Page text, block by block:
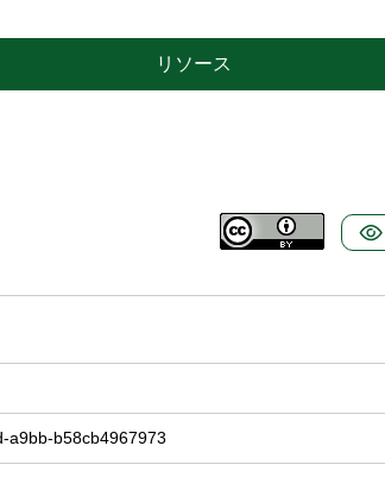
リソース
a9bb-b58cb4967973